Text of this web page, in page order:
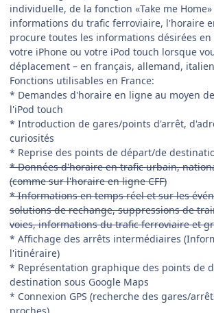
individuelle, de la fonction «Take me
informations du trafic ferroviaire, l'horaire
procure toutes les informations désirées
votre iPhone ou votre iPod touch lorsque
déplacement – en français, allemand,
Fonctions utilisables en France:
* Demandes d'horaire en ligne au moyen
l'iPod touch
* Introduction de gares/points d'arrêt,
curiosités
* Reprise des points de départ/de
* Données d'horaire en trafic urbain,
(comme sur l'horaire en ligne CFF)
* Informations en temps réel et sur les
solutions de rechange, suppressions de
voies, informations du trafic ferroviaire et
* Affichage des arrêts intermédiaires
l'itinéraire)
* Représentation graphique des points de
destination sous Google Maps
* Connexion GPS (recherche des gares/